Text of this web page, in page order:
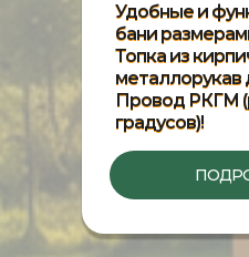
Удобные и
бани
Топка из
металлорукав
Провод РКГМ
градусов)!